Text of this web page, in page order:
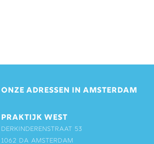
ONZE ADRESSEN IN AMSTERDAM
PRAKTIJK WEST
Derkinderenstraat 53
1062 DA Amsterdam